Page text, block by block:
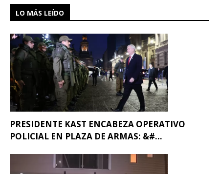
LO MÁS LEÍDO
PRESIDENTE KAST ENCABEZA OPERATIVO
POLICIAL EN PLAZA DE ARMAS: &#...